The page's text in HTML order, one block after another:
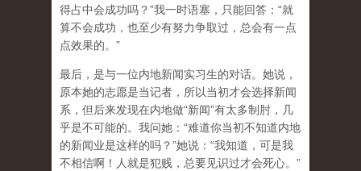
得占中会成功吗？”我一时语塞，只能回答：“就
算不会成功，也至少有努力争取过，总会有一点
点效果的。”
最后，是与一位内地新闻实习生的对话。她说，
原本她的志愿是当记者，所以当初才会选择新闻
系，但后来发现在内地做“新闻”有太多制肘，几
乎是不可能的。我问她：“难道你当初不知道内地
的新闻业是这样的吗？”她说：“我知道，可是我
不相信啊！人就是犯贱，总要见识过才会死心。”